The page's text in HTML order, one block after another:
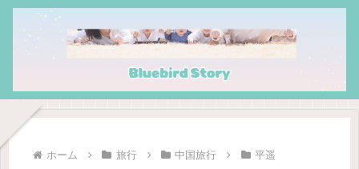
ホーム 旅行 中国旅行 平遥